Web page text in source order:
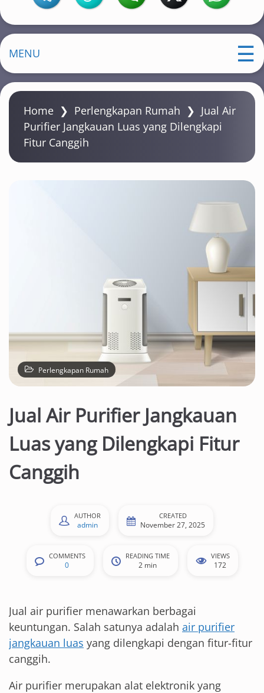
MENU
Home ❯ Perlengkapan Rumah ❯ Jual Air
Purifier Jangkauan Luas yang Dilengkapi
Fitur Canggih
Perlengkapan Rumah
Jual Air Purifier Jangkauan
Luas yang Dilengkapi Fitur
Canggih
AUTHOR
admin
CREATED
November 27, 2025
COMMENTS
0
READING TIME
2 min
VIEWS
172
Jual air purifier menawarkan berbagai
keuntungan. Salah satunya adalah air purifier
jangkauan luas yang dilengkapi dengan fitur-fitur
canggih.
Air purifier merupakan alat elektronik yang